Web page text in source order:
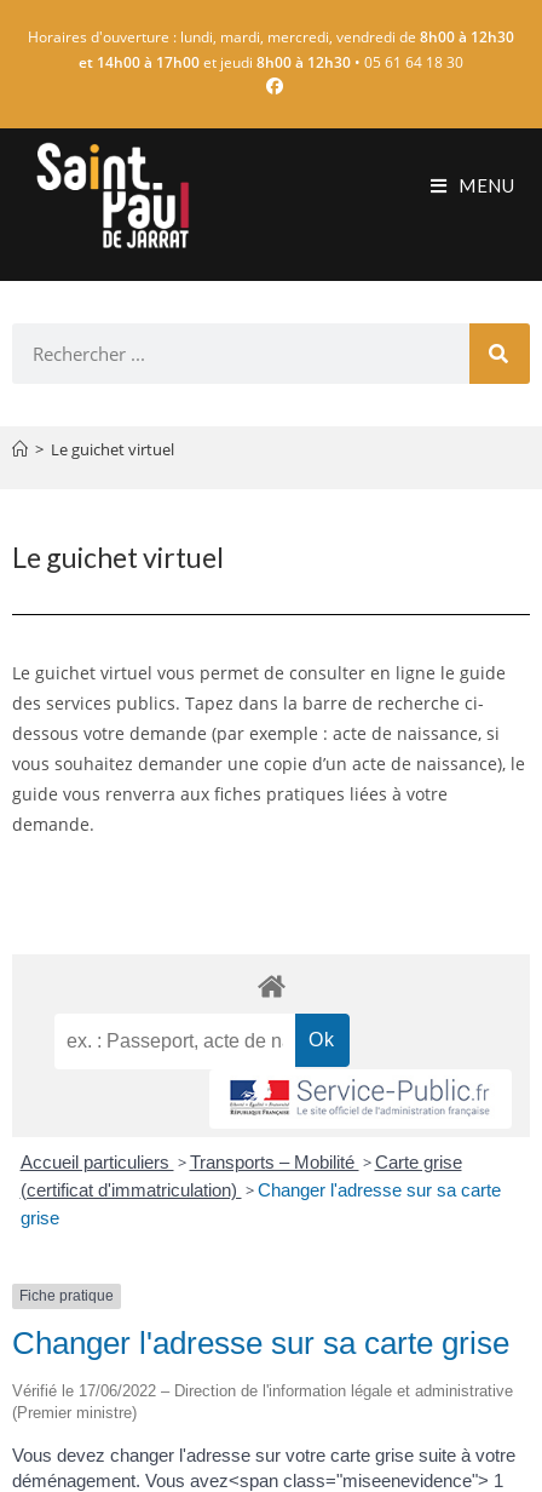
Horaires d'ouverture : lundi, mardi, mercredi, vendredi de 8h00 à 12h30
et 14h00 à 17h00et jeudi 8h00 à 12h30 • 05 61 64 18 30
MENU
> Le guichet virtuel
Le guichet virtuel
Le guichet virtuel vous permet de consulter en ligne le guide
des services publics. Tapez dans la barre de recherche ci-
dessous votre demande (par exemple : acte de naissance, si
vous souhaitez demander une copie d’un acte de naissance), le
guide vous renverra aux fiches pratiques liées à votre
demande.
Accueil particuliers > Transports – Mobilité > Carte grise
(certificat d'immatriculation) > Changer l'adresse sur sa carte
grise
Fiche pratique
Changer l'adresse sur sa carte grise
Vérifié le 17/06/2022 – Direction de l'information légale et administrative
(Premier ministre)
Vous devez changer l'adresse sur votre carte grise suite à votre
déménagement. Vous avez<span class="miseenevidence"> 1